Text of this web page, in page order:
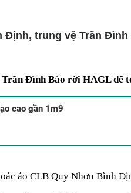
Định, trung vệ Trần
Đình Bảo rời HAGL để
cao gần 1m9
áo CLB Quy Nhơn Bình